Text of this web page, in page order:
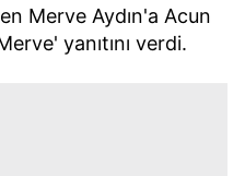
Merve Aydın'a Acun
yanıtını verdi.